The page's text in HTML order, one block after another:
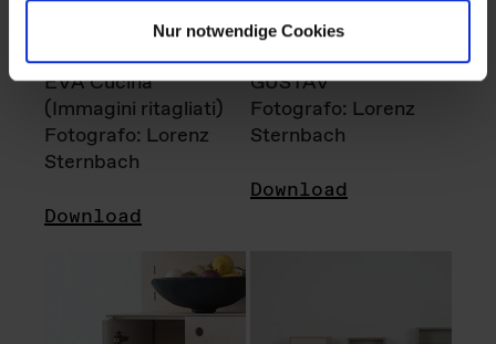
Nur notwendige Cookies
EVA Cucina
(Immagini ritagliati)
Fotografo: Lorenz
Sternbach
Download
GUSTAV
Fotografo: Lorenz
Sternbach
Download